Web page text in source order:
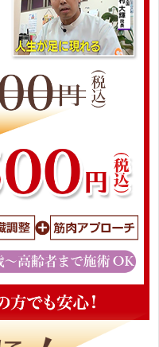
軽減しました
いの大きさに驚きま